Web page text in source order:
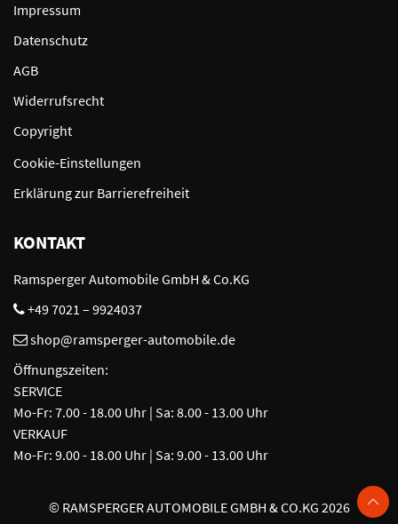
Impressum
Datenschutz
AGB
Widerrufsrecht
Copyright
Cookie-Einstellungen
Erklärung zur Barrierefreiheit
KONTAKT
Ramsperger Automobile GmbH & Co.KG
+49 7021 – 9924037
shop@ramsperger-automobile.de
Öffnungszeiten:
SERVICE
Mo-Fr: 7.00 - 18.00 Uhr | Sa: 8.00 - 13.00 Uhr
VERKAUF
Mo-Fr: 9.00 - 18.00 Uhr | Sa: 9.00 - 13.00 Uhr
© RAMSPERGER AUTOMOBILE GMBH & CO.KG 2026